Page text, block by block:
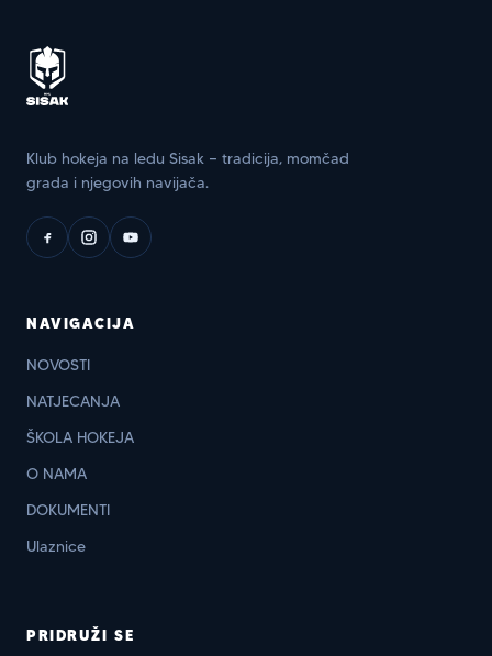
Klub hokeja na ledu Sisak — tradicija, momčad
grada i njegovih navijača.
NAVIGACIJA
NOVOSTI
NATJECANJA
ŠKOLA HOKEJA
O NAMA
DOKUMENTI
Ulaznice
PRIDRUŽI SE